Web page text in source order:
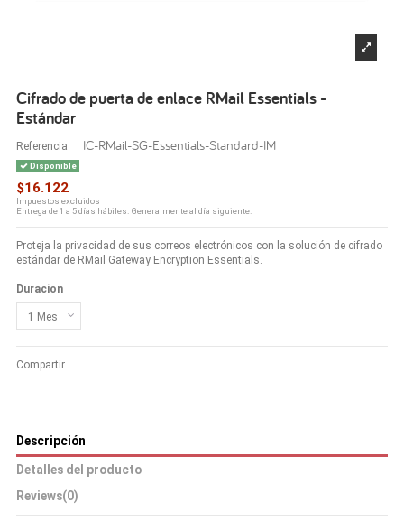
Cifrado de puerta de enlace RMail Essentials -
Estándar
Referencia IC-RMail-SG-Essentials-Standard-IM
Disponible
$16.122
Impuestos excluidos
Entrega de 1 a 5 días hábiles. Generalmente al día siguiente.
Proteja la privacidad de sus correos electrónicos con la solución de cifrado
estándar de RMail Gateway Encryption Essentials.
Duracion
Compartir
Descripción
Detalles del producto
Reviews(0)